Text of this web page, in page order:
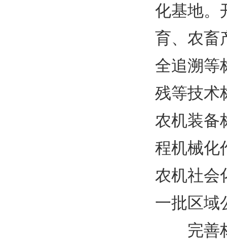
化基地。
育、农畜
全追溯等
残等技术
农机装备
程机械化
农机社会
一批区域
完善